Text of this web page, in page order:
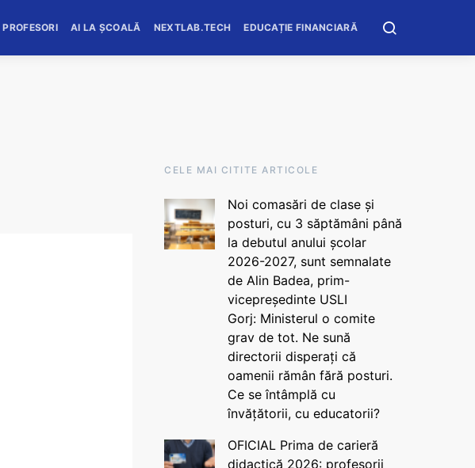
PROFESORI AI LA ȘCOALĂ NEXTLAB.TECH EDUCAȚIE FINANCIARĂ
CELE MAI CITITE ARTICOLE
Noi comasări de clase și
posturi, cu 3 săptămâni până
la debutul anului școlar
2026-2027, sunt semnalate
de Alin Badea, prim-
vicepreședinte USLI
Gorj: Ministerul o comite
grav de tot. Ne sună
directorii disperați că
oamenii rămân fără posturi.
Ce se întâmplă cu
învățătorii, cu educatorii?
OFICIAL Prima de carieră
didactică 2026: profesorii